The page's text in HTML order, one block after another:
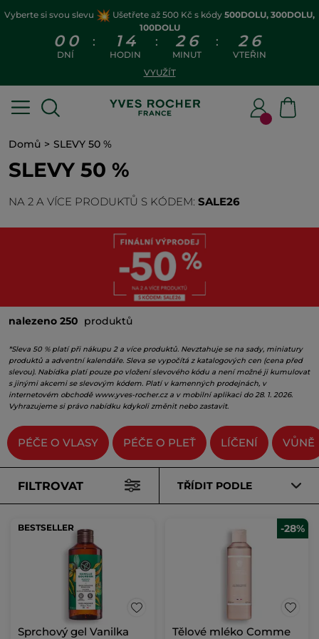
Vyberte si svou slevu Ušetřete až 500 Kč s kódy 500DOLU, 300DOLU,
100DOLU
0 0
DNÍ
: 1 4
HODIN
: 2 6
MINUT
: 2 5
VTEŘIN
VYUŽÍT
Domů SLEVY 50 %
SLEVY 50 %
NA 2 A VÍCE PRODUKTŮ S KÓDEM: SALE26
nalezeno 250 produktů
*Sleva 50 % platí při nákupu 2 a více produktů. Nevztahuje se na sady, miniatury
produktů a adventní kalendáře. Sleva se vypočítá z katalogových cen (cena před
slevou). Nabídka platí pouze po vložení slevového kódu a není možné ji kumulovat
s jinými akcemi se slevovým kódem. Platí v kamenných prodejnách, v
internetovém obchodě www.yves-rocher.cza v mobilní aplikaci do 28. 1. 2026.
Vyhrazujeme si právo nabídku kdykoli změnit nebo zastavit.
PÉČE O VLASY PÉČE O PLEŤ LÍČENÍ VŮNĚ
FILTROVAT TŘÍDIT PODLE
BESTSELLER
Sprchový gel Vanilka
-28%
Tělové mléko Comme